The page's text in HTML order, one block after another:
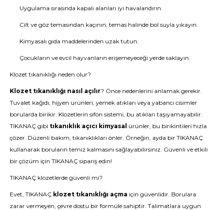
Uygulama sırasında kapalı alanları iyi havalandırın.
Cilt ve göz temasından kaçının, temas halinde bol suyla yıkayın.
Kimyasalı gıda maddelerinden uzak tutun.
Çocukların ve evcil hayvanların erişemeyeceği yerde saklayın.
Klozet tıkanıklığı neden olur?
Klozet tıkanıklığı nasıl açılır? Önce nedenlerini anlamak gerekir.
Tuvalet kağıdı, hijyen ürünleri, yemek atıkları veya yabancı cisimler
borularda birikir. Klozetlerin sifon sistemi, bu atıkları taşıyamayabilir.
TIKANAÇ gibi tıkanıklık açıcı kimyasal ürünler, bu birikintileri hızla
çözer. Düzenli bakım, tıkanıklıkları önler. Örneğin, ayda bir TIKANAÇ
kullanarak boruların temiz kalmasını sağlayabilirsiniz. Güvenli ve etkili
bir çözüm için TIKANAÇ sipariş edin!
TIKANAÇ klozetlerde güvenli mi?
Evet, TIKANAÇ klozet tıkanıklığı açma için güvenlidir. Borulara
zarar vermeyen, çevre dostu bir formüle sahiptir. Talimatlara uygun